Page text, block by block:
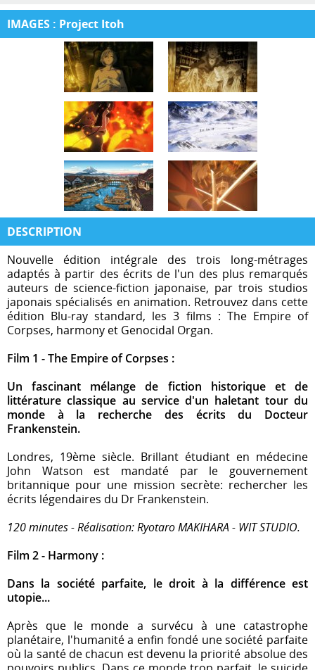
IMAGES : Project Itoh
DESCRIPTION
Nouvelle édition intégrale des trois long-métrages
adaptés à partir des écrits de l'un des plus remarqués
auteurs de science-fiction japonaise, par trois studios
japonais spécialisés en animation. Retrouvez dans cette
édition Blu-ray standard, les 3 films : The Empire of
Corpses, harmony et Genocidal Organ.
Film 1 - The Empire of Corpses :
Un fascinant mélange de fiction historique et de
littérature classique au service d'un haletant tour du
monde à la recherche des écrits du Docteur
Frankenstein.
Londres, 19ème siècle. Brillant étudiant en médecine
John Watson est mandaté par le gouvernement
britannique pour une mission secrète: rechercher les
écrits légendaires du Dr Frankenstein.
120 minutes - Réalisation: Ryotaro MAKIHARA - WIT STUDIO.
Film 2 - Harmony :
Dans la société parfaite, le droit à la différence est
utopie...
Après que le monde a survécu à une catastrophe
planétaire, l'humanité a enfin fondé une société parfaite
où la santé de chacun est devenu la priorité absolue des